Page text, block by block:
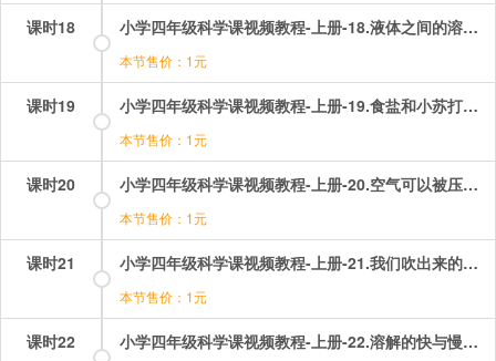
课时18 小学四年级科学课视频教程-上册-18.液体之间的溶解现象.mp4
本节售价：1元
课时19 小学四年级科学课视频教程-上册-19.食盐和小苏打在水中的溶解能力.mp4
本节售价：1元
课时20 小学四年级科学课视频教程-上册-20.空气可以被压进水里？.mp4
本节售价：1元
课时21 小学四年级科学课视频教程-上册-21.我们吹出来的究竟是什么？.mp4
本节售价：1元
课时22 小学四年级科学课视频教程-上册-22.溶解的快与慢？.mp4